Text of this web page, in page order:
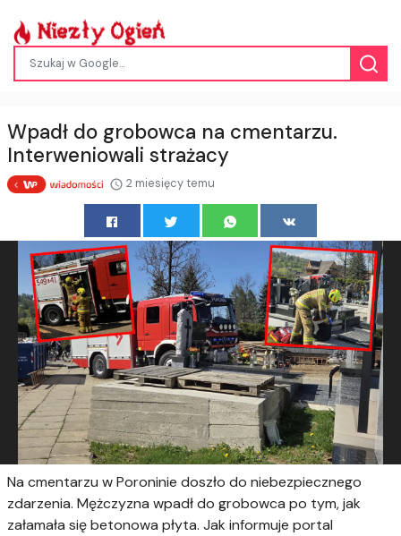
Wpadł do grobowca na cmentarzu.
Interweniowali strażacy
2 miesięcy temu
Na cmentarzu w Poroninie doszło do niebezpiecznego
zdarzenia. Mężczyzna wpadł do grobowca po tym, jak
załamała się betonowa płyta. Jak informuje portal